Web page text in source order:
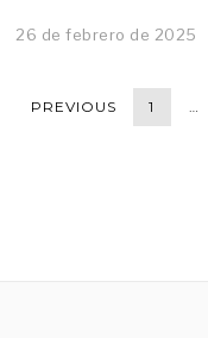
26 de febrero de 2025
PREVIOUS 1 …